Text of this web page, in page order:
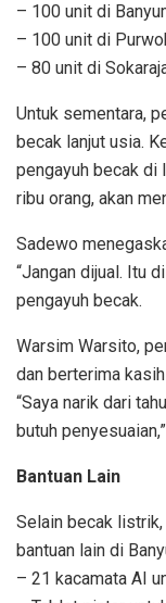
– 100 unit di
– 100 unit di
– 80 unit di
Untuk sementara,
becak lanjut usia.
pengayuh becak di
ribu orang, akan
Sadewo
“Jangan dijual. Itu
pengayuh becak.
Warsim Warsito,
dan berterima
“Saya narik dari
butuh
Bantuan Lain
Selain becak
bantuan lain di
– 21 kacamata AI